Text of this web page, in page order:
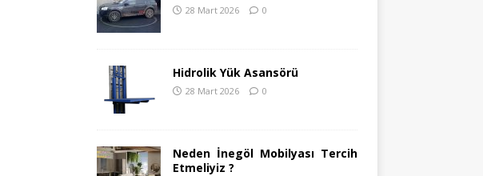
28 Mart 2026 0
Hidrolik Yük Asansörü
28 Mart 2026 0
Neden İnegöl Mobilyası Tercih
Etmeliyiz ?